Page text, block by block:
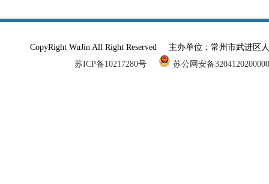
CopyRight WuJin All Right Reserved 主办单位：常州市武进
苏ICP备10217280号
苏公网安备